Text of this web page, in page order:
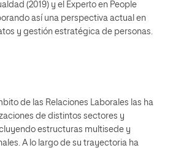
(2019) y el Experto en People
así una perspectiva actual en
y gestión estratégica de personas.
de las Relaciones Laborales las ha
de distintos sectores y
estructuras multisede y
A lo largo de su trayectoria ha